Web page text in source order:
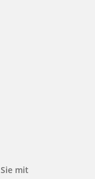
mit